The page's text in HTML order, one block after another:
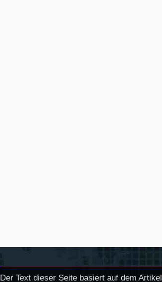
Der Text dieser Seite basiert auf dem Artikel